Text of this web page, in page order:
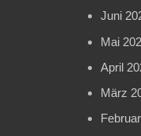
Juni
Mai
April
März